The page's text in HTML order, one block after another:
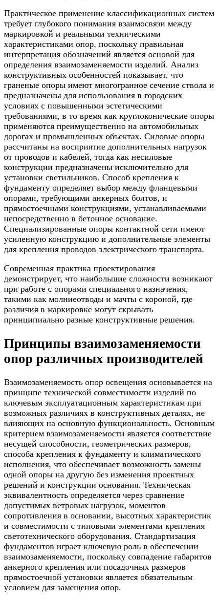
Практическое применение классификационных систем
требует глубокого понимания взаимосвязи между
маркировкой и реальными техническими
характеристиками опор, поскольку правильная
интерпретация обозначений является основой для
определения взаимозаменяемости изделий. Анализ
конструктивных особенностей показывает, что
граненые опоры имеют многогранное сечение ствола и
предназначены для использования в городских
условиях с повышенными эстетическими
требованиями, в то время как круглоконические опоры
применяются преимущественно на автомобильных
дорогах и промышленных объектах. Силовые опоры
рассчитаны на восприятие дополнительных нагрузок
от проводов и кабелей, тогда как несиловые
конструкции предназначены исключительно для
установки светильников. Способ крепления к
фундаменту определяет выбор между фланцевыми
опорами, требующими анкерных болтов, и
прямостоечными конструкциями, устанавливаемыми
непосредственно в бетонное основание.
Специализированные опоры контактной сети имеют
усиленную конструкцию и дополнительные элементы
для крепления проводов электрического транспорта.
Современная практика проектирования
демонстрирует, что наибольшие сложности возникают
при работе с опорами специального назначения,
такими как молниеотводы и мачты с короной, где
различия в маркировке могут скрывать
принципиально разные конструктивные решения.
Принципы взаимозаменяемости
опор различных производителей
Взаимозаменяемость опор освещения основывается на
принципе технической совместимости изделий по
ключевым эксплуатационным характеристикам при
возможных различиях в конструктивных деталях, не
влияющих на основную функциональность. Основным
критерием взаимозаменяемости является соответствие
несущей способности, геометрических размеров,
способа крепления к фундаменту и климатического
исполнения, что обеспечивает возможность замены
одной опоры на другую без изменения проектных
решений и конструкции основания. Техническая
эквивалентность определяется через сравнение
допустимых ветровых нагрузок, моментов
сопротивления в основании, высотных характеристик
и совместимости с типовыми элементами крепления
светотехнического оборудования. Стандартизация
фундаментов играет ключевую роль в обеспечении
взаимозаменяемости, поскольку совпадение габаритов
анкерного крепления или посадочных размеров
прямостоечной установки является обязательным
условием для замещения опор.